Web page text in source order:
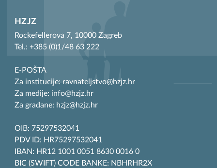
HZJZ
Rockefellerova 7, 10000 Zagreb
Tel.: +385 (0)1/48 63 222
E-POŠTA
Za institucije: ravnateljstvo@hzjz.hr
Za medije: info@hzjz.hr
Za građane: hzjz@hzjz.hr
OIB: 75297532041
PDV ID: HR75297532041
IBAN: HR12 1001 0051 8630 0016 0
BIC (SWIFT) CODE BANKE: NBHRHR2X